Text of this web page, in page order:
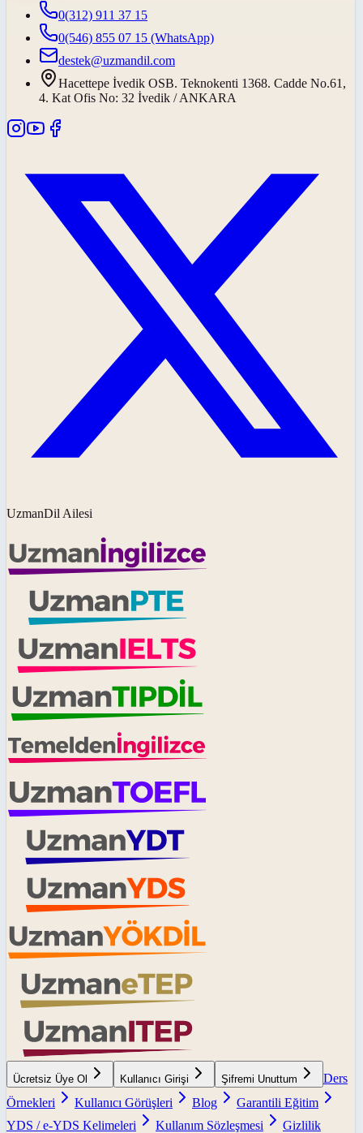
0(312) 911 37 15
0(546) 855 07 15 (WhatsApp)
destek@uzmandil.com
Hacettepe İvedik OSB. Teknokenti 1368. Cadde No.61,
4. Kat Ofis No: 32 İvedik / ANKARA
UzmanDil Ailesi
Ücretsiz Üye Ol Kullanıcı Girişi Şifremi Unuttum
Ders
Örnekleri
Kullanıcı Görüşleri Blog
Garantili Eğitim
YDS / e-YDS Kelimeleri
Kullanım Sözleşmesi
Gizlilik